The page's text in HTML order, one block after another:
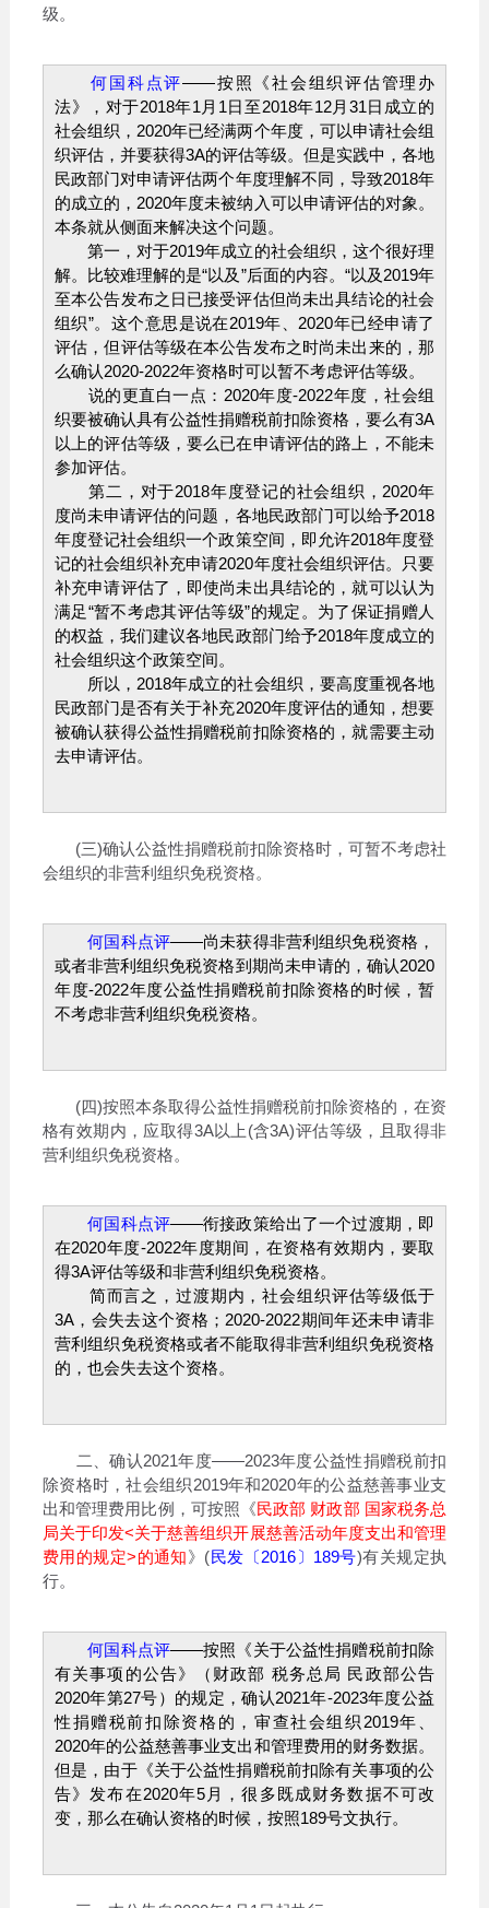
级。
何国科点评——按照《社会组织评估管理办
法》，对于2018年1月1日至2018年12月31日成立的
社会组织，2020年已经满两个年度，可以申请社会组
织评估，并要获得3A的评估等级。但是实践中，各地
民政部门对申请评估两个年度理解不同，导致2018年
的成立的，2020年度未被纳入可以申请评估的对象。
本条就从侧面来解决这个问题。
第一，对于2019年成立的社会组织，这个很好理
解。比较难理解的是“以及”后面的内容。“以及2019年
至本公告发布之日已接受评估但尚未出具结论的社会
组织”。这个意思是说在2019年、2020年已经申请了
评估，但评估等级在本公告发布之时尚未出来的，那
么确认2020-2022年资格时可以暂不考虑评估等级。
说的更直白一点：2020年度-2022年度，社会组
织要被确认具有公益性捐赠税前扣除资格，要么有3A
以上的评估等级，要么已在申请评估的路上，不能未
参加评估。
第二，对于2018年度登记的社会组织，2020年
度尚未申请评估的问题，各地民政部门可以给予2018
年度登记社会组织一个政策空间，即允许2018年度登
记的社会组织补充申请2020年度社会组织评估。只要
补充申请评估了，即使尚未出具结论的，就可以认为
满足“暂不考虑其评估等级”的规定。为了保证捐赠人
的权益，我们建议各地民政部门给予2018年度成立的
社会组织这个政策空间。
所以，2018年成立的社会组织，要高度重视各地
民政部门是否有关于补充2020年度评估的通知，想要
被确认获得公益性捐赠税前扣除资格的，就需要主动
去申请评估。
(三)确认公益性捐赠税前扣除资格时，可暂不考虑社
会组织的非营利组织免税资格。
何国科点评——尚未获得非营利组织免税资格，
或者非营利组织免税资格到期尚未申请的，确认2020
年度-2022年度公益性捐赠税前扣除资格的时候，暂
不考虑非营利组织免税资格。
(四)按照本条取得公益性捐赠税前扣除资格的，在资
格有效期内，应取得3A以上(含3A)评估等级，且取得非
营利组织免税资格。
何国科点评——衔接政策给出了一个过渡期，即
在2020年度-2022年度期间，在资格有效期内，要取
得3A评估等级和非营利组织免税资格。
简而言之，过渡期内，社会组织评估等级低于
3A，会失去这个资格；2020-2022期间年还未申请非
营利组织免税资格或者不能取得非营利组织免税资格
的，也会失去这个资格。
二、确认2021年度——2023年度公益性捐赠税前扣
除资格时，社会组织2019年和2020年的公益慈善事业支
出和管理费用比例，可按照《民政部 财政部 国家税务总
局关于印发<关于慈善组织开展慈善活动年度支出和管理
费用的规定>的通知》(民发〔2016〕189号)有关规定执
行。
何国科点评——按照《关于公益性捐赠税前扣除
有关事项的公告》（ 财政部 税务总局 民政部公告
2020年第27号）的规定，确认2021年-2023年度公益
性捐赠税前扣除资格的，审查社会组织2019年、
2020年的公益慈善事业支出和管理费用的财务数据。
但是，由于《关于公益性捐赠税前扣除有关事项的公
告》发布在2020年5月，很多既成财务数据不可改
变，那么在确认资格的时候，按照189号文执行。